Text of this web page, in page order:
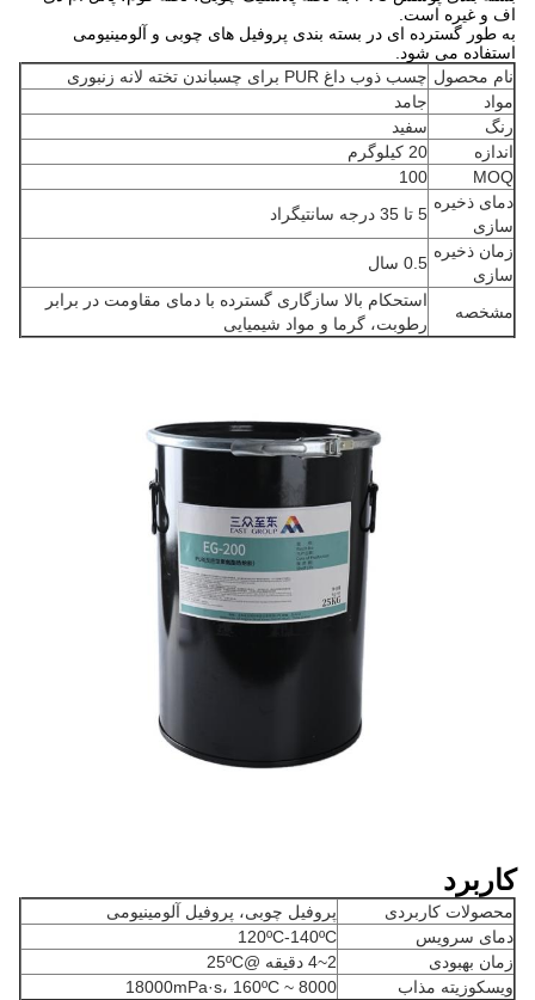
اف و غیره است.
به طور گسترده ای در بسته بندی پروفیل های چوبی و آلومینیومی
استفاده می شود.
نام محصول چسب ذوب داغ PUR برای چسباندن تخته لانه زنبوری
مواد
جامد
رنگ
سفید
اندازه
20 کیلوگرم
MOQ
100
دمای ذخیره
سازی
5 تا 35 درجه سانتیگراد
زمان ذخیره
سازی
0.5 سال
مشخصه
استحکام بالا سازگاری گسترده با دمای مقاومت در برابر
رطوبت، گرما و مواد شیمیایی
کاربرد
محصولات کاربردی
پروفیل چوبی، پروفیل آلومینیومی
دمای سرویس
120ºC-140ºC
زمان بهبودی
ویسکوزیته مذاب
8000 ~ 18000mPa·s، 160ºC